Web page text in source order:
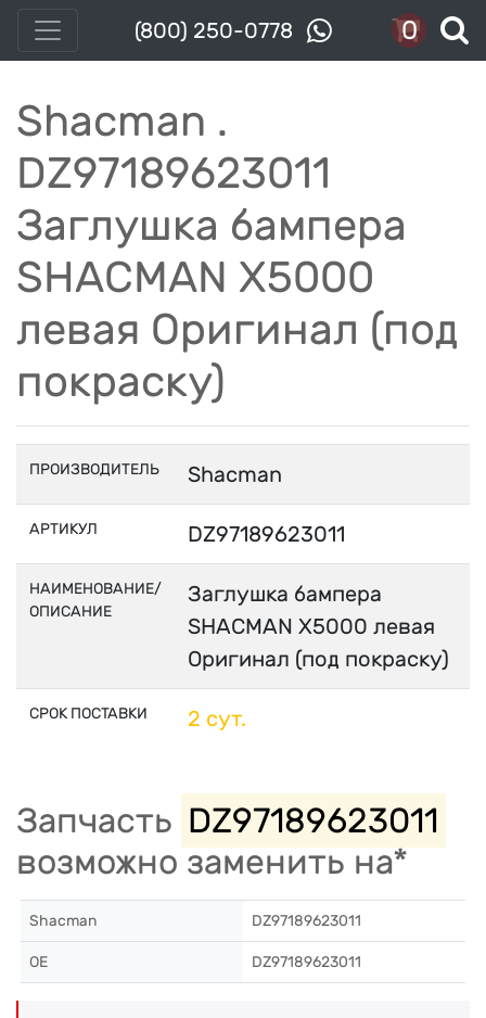
(800) 250-0778 0
Shacman .
DZ97189623011
Заглушка бампера
SHACMAN X5000
левая Оригинал (под
покраску)
ПРОИЗВОДИТЕЛЬ Shacman
АРТИКУЛ DZ97189623011
НАИМЕНОВАНИЕ/
ОПИСАНИЕ
Заглушка бампера
SHACMAN X5000 левая
Оригинал (под покраску)
СРОК ПОСТАВКИ 2 сут.
Запчасть DZ97189623011
возможно заменить на*
Shacman DZ97189623011
OE DZ97189623011